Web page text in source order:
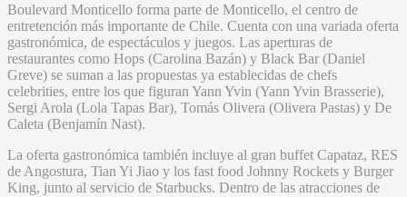
Boulevard Monticello forma parte de Monticello, el centro de
entretención más importante de Chile. Cuenta con una variada oferta
gastronómica, de espectáculos y juegos. Las aperturas de
restaurantes como Hops (Carolina Bazán) y Black Bar (Daniel
Greve) se suman a las propuestas ya establecidas de chefs
celebrities, entre los que figuran Yann Yvin (Yann Yvin Brasserie),
Sergi Arola (Lola Tapas Bar), Tomás Olivera (Olivera Pastas) y De
Caleta (Benjamín Nast).
La oferta gastronómica también incluye al gran buffet Capataz, RES
de Angostura, Tian Yi Jiao y los fast food Johnny Rockets y Burger
King, junto al servicio de Starbucks. Dentro de las atracciones de